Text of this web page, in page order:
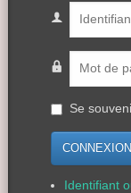
Se
CONNEXION
Identifiant